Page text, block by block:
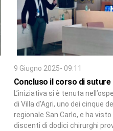
9 Giugno 2025- 09:11
Concluso il corso di
L’iniziativa si è tenuta
di Villa d’Agri, uno dei cinque
regionale San Carlo, e ha
discenti di dodici chirurghi